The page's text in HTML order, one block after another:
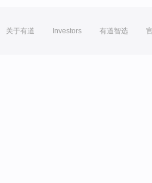
关于有道 Investors 有道智选